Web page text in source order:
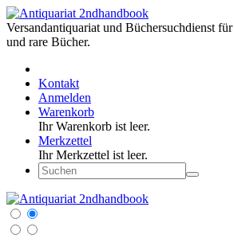
Versandantiquariat und Büchersuchdienst
und rare Bücher.
Kontakt
Anmelden
Warenkorb
Ihr Warenkorb ist leer.
Merkzettel
Ihr Merkzettel ist leer.